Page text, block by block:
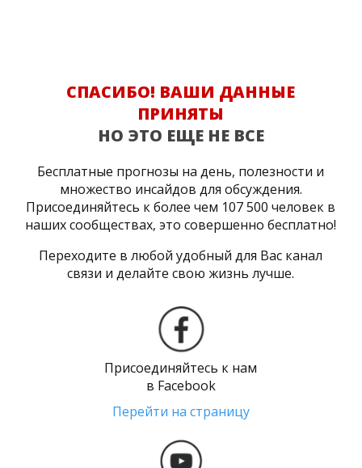
СПАСИБО! ВАШИ ДАННЫЕ
ПРИНЯТЫ
НО ЭТО ЕЩЕ НЕ ВСЕ
Бесплатные прогнозы на день, полезности и
множество инсайдов для обсуждения.
Присоединяйтесь к более чем 107 500 человек в
наших сообществах, это совершенно бесплатно!
Переходите в любой удобный для Вас канал
связи и делайте свою жизнь лучше.
Присоединяйтесь к нам
в Facebook
Перейти на страницу